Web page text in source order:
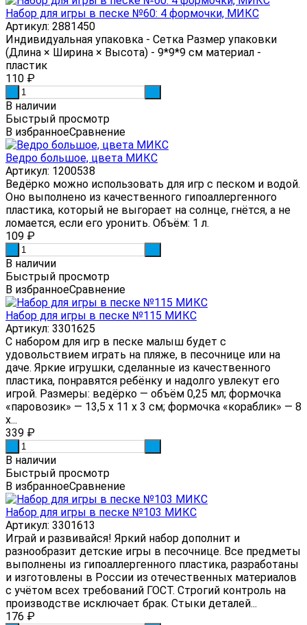
Набор для игры в песке №60: 4 формочки, МИКС
Артикул: 2881450
Индивидуальная упаковка - Сетка Размер упаковки
(Длина × Ширина × Высота) - 9*9*9 см материал -
пластик
110 ₽
В наличии
Быстрый просмотр
В избранноеСравнение
Ведро большое, цвета МИКС
Артикул: 1200538
Ведёрко можно использовать для игр с песком и водой.
Оно выполнено из качественного гипоаллергенного
пластика, который не выгорает на солнце, гнётся, а не
ломается, если его уронить. Объём: 1 л.
109 ₽
В наличии
Быстрый просмотр
В избранноеСравнение
Набор для игры в песке №115 МИКС
Артикул: 3301625
С набором для игр в песке малыш будет с
удовольствием играть на пляже, в песочнице или на
даче. Яркие игрушки, сделанные из качественного
пластика, понравятся ребёнку и надолго увлекут его
игрой. Размеры: ведёрко — объём 0,25 мл; формочка
«паровозик» — 13,5 х 11 х 3 см; формочка «кораблик» — 8
х...
339 ₽
В наличии
Быстрый просмотр
В избранноеСравнение
Набор для игры в песке №103 МИКС
Артикул: 3301613
Играй и развивайся! Яркий набор дополнит и
разнообразит детские игры в песочнице. Все предметы
выполнены из гипоаллергенного пластика, разработаны
и изготовлены в России из отечественных материалов
с учётом всех требований ГОСТ. Строгий контроль на
производстве исключает брак. Стыки деталей...
176 ₽